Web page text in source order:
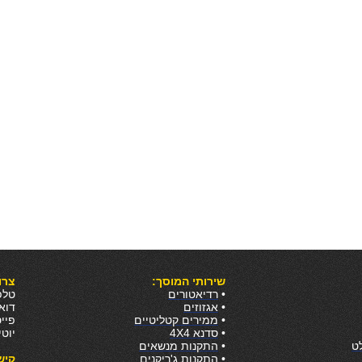
שירותי המוסך:
• רדיאטורים
• אגזוזים
• ממירים קטליטיים
• סדנא 4X4
• התקנות מנשאים
• התקנות ג'ריקנים